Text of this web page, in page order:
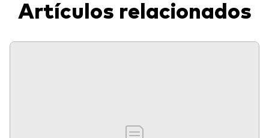
Artículos relacionados